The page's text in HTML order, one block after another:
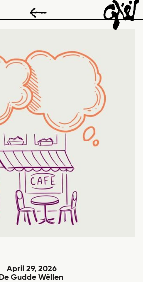
April 29, 2026
De Gudde Wëllen